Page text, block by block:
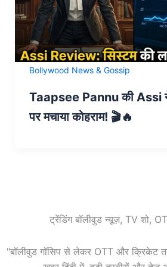
Bollywood News & Gossip
Taapsee Pannu की Assi ने
पर मचाया कोहराम! 🎬🔥
ट्रेंडिंग बॉलीवुड न्यूज़, TV शो,
"बॉलीवुड गॉसिप से लेकर OTT और क्रिकेट